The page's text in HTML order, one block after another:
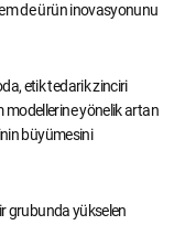
de ürün inovasyonunu
etik tedarik zinciri
modellerine yönelik artan
büyümesini
grubunda yükselen